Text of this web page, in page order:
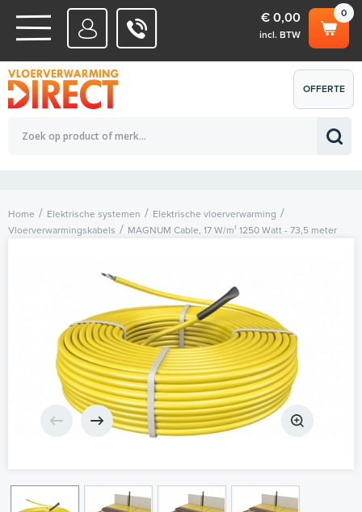
WATERSYSTEMEN
ELEKTRISCHE SYSTEMEN
0
€ 0,00
incl. BTW
Totaalbedrag (incl. BTW) € 0,00
OFFERTE
AANVRAGEN
Home Elektrische systemen
Elektrische vloerverwarming
Vloerverwarmingskabels
MAGNUM Cable, 17 W/m¹ 1250 Watt - 73,5 meter